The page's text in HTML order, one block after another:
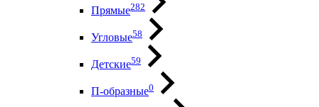
Прямые282
Угловые58
Детские59
П-образные0